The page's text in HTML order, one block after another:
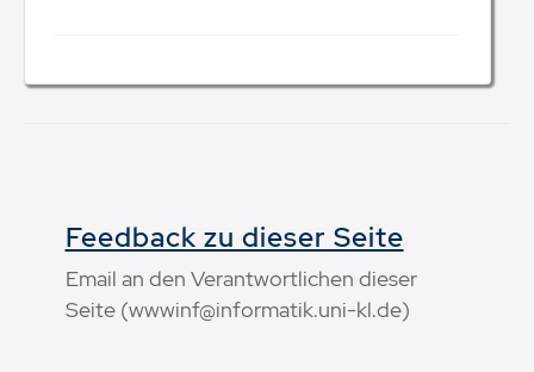
Feedback zu dieser Seite
Email an den Verantwortlichen dieser
Seite (wwwinf@informatik.uni-kl.de)